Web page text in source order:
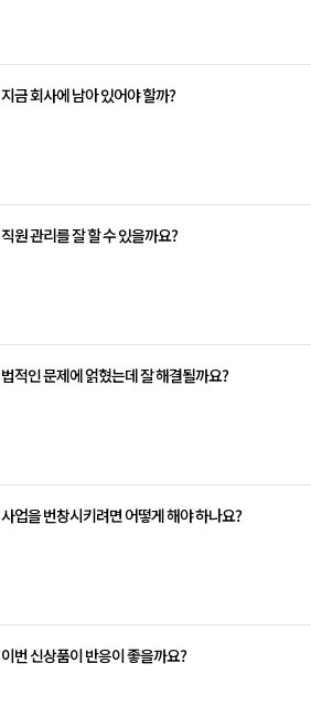
지금 회사에 남아 있어야 할까?
직원 관리를 잘 할 수 있을까요?
법적인 문제에 얽혔는데 잘 해결될까요?
사업을 번창시키려면 어떻게 해야 하나요?
이번 신상품이 반응이 좋을까요?